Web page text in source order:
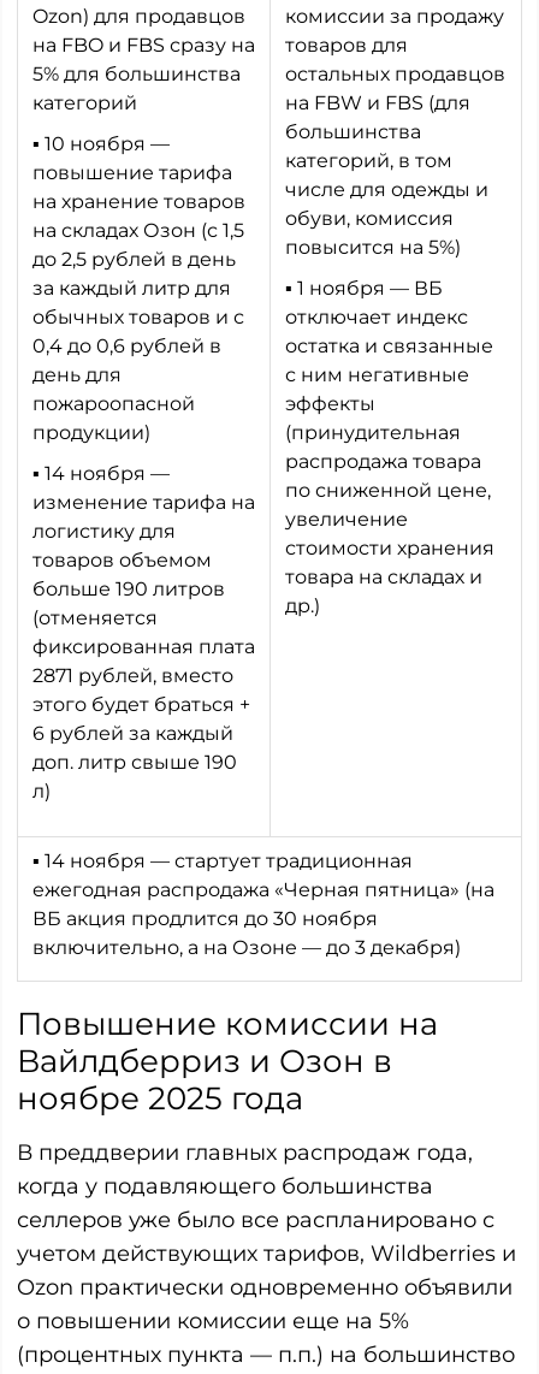
Ozon) для продавцов
на FBO и FBS сразу на
5% для большинства
категорий
▪ 10 ноября —
повышение тарифа
на хранение товаров
на складах Озон (с 1,5
до 2,5 рублей в день
за каждый литр для
обычных товаров и с
0,4 до 0,6 рублей в
день для
пожароопасной
продукции)
▪ 14 ноября —
изменение тарифа на
логистику для
товаров объемом
больше 190 литров
(отменяется
фиксированная плата
2871 рублей, вместо
этого будет браться +
6 рублей за каждый
доп. литр свыше 190
л)
комиссии за продажу
товаров для
остальных продавцов
на FBW и FBS (для
большинства
категорий, в том
числе для одежды и
обуви, комиссия
повысится на 5%)
▪ 1 ноября — ВБ
отключает индекс
остатка и связанные
с ним негативные
эффекты
(принудительная
распродажа товара
по сниженной цене,
увеличение
стоимости хранения
товара на складах и
др.)
▪ 14 ноября — стартует традиционная
ежегодная распродажа «Черная пятница» (на
ВБ акция продлится до 30 ноября
включительно, а на Озоне — до 3 декабря)
Повышение комиссии на
Вайлдберриз и Озон в
ноябре 2025 года
В преддверии главных распродаж года,
когда у подавляющего большинства
селлеров уже было все распланировано с
учетом действующих тарифов, Wildberries и
Ozon практически одновременно объявили
о повышении комиссии еще на 5%
(процентных пункта — п.п.) на большинство